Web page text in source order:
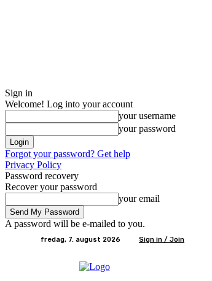
Sign in
Welcome! Log into your account
your username
your password
Forgot your password? Get help
Privacy Policy
Password recovery
Recover your password
your email
A password will be e-mailed to you.
fredag, 7. august 2026 Sign in / Join